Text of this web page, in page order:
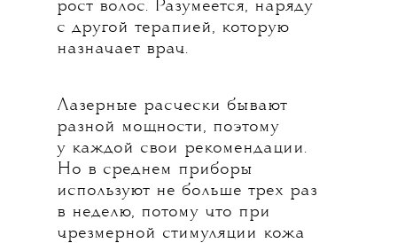
рост волос. Разумеется, наряду
с другой терапией, которую
назначает врач.
Лазерные расчески бывают
разной мощности, поэтому
у каждой свои рекомендации.
Но в среднем приборы
используют не больше трех раз
в неделю, потому что при
чрезмерной стимуляции кожа